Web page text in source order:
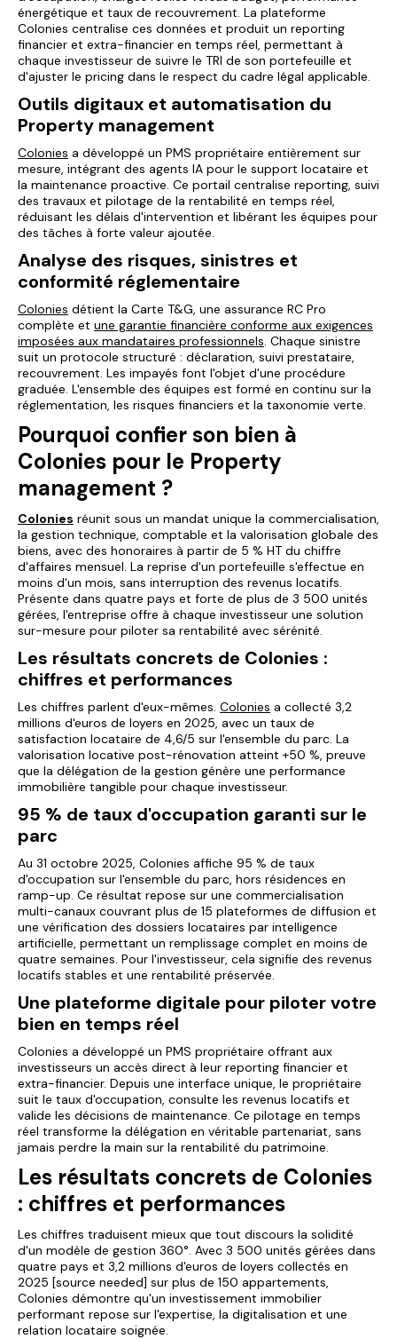
énergétique et taux de recouvrement. La plateforme
Colonies centralise ces données et produit un reporting
financier et extra-financier en temps réel, permettant à
chaque investisseur de suivre le TRI de son portefeuille et
d'ajuster le pricing dans le respect du cadre légal applicable.
Outils digitaux et automatisation du
Property management
Colonies a développé un PMS propriétaire entièrement sur
mesure, intégrant des agents IA pour le support locataire et
la maintenance proactive. Ce portail centralise reporting, suivi
des travaux et pilotage de la rentabilité en temps réel,
réduisant les délais d'intervention et libérant les équipes pour
des tâches à forte valeur ajoutée.
Analyse des risques, sinistres et
conformité réglementaire
Colonies détient la Carte T&G, une assurance RC Pro
complète et une garantie financière conforme aux exigences
imposées aux mandataires professionnels. Chaque sinistre
suit un protocole structuré : déclaration, suivi prestataire,
recouvrement. Les impayés font l'objet d'une procédure
graduée. L'ensemble des équipes est formé en continu sur la
réglementation, les risques financiers et la taxonomie verte.
Pourquoi confier son bien à
Colonies pour le Property
management ?
Colonies réunit sous un mandat unique la commercialisation,
la gestion technique, comptable et la valorisation globale des
biens, avec des honoraires à partir de 5 % HT du chiffre
d'affaires mensuel. La reprise d'un portefeuille s'effectue en
moins d'un mois, sans interruption des revenus locatifs.
Présente dans quatre pays et forte de plus de 3 500 unités
gérées, l'entreprise offre à chaque investisseur une solution
sur-mesure pour piloter sa rentabilité avec sérénité.
Les résultats concrets de Colonies :
chiffres et performances
Les chiffres parlent d'eux-mêmes. Colonies a collecté 3,2
millions d'euros de loyers en 2025, avec un taux de
satisfaction locataire de 4,6/5 sur l'ensemble du parc. La
valorisation locative post-rénovation atteint +50 %, preuve
que la délégation de la gestion génère une performance
immobilière tangible pour chaque investisseur.
95 % de taux d'occupation garanti sur le
parc
Au 31 octobre 2025, Colonies affiche 95 % de taux
d'occupation sur l'ensemble du parc, hors résidences en
ramp-up. Ce résultat repose sur une commercialisation
multi-canaux couvrant plus de 15 plateformes de diffusion et
une vérification des dossiers locataires par intelligence
artificielle, permettant un remplissage complet en moins de
quatre semaines. Pour l'investisseur, cela signifie des revenus
locatifs stables et une rentabilité préservée.
Une plateforme digitale pour piloter votre
bien en temps réel
Colonies a développé un PMS propriétaire offrant aux
investisseurs un accès direct à leur reporting financier et
extra-financier. Depuis une interface unique, le propriétaire
suit le taux d'occupation, consulte les revenus locatifs et
valide les décisions de maintenance. Ce pilotage en temps
réel transforme la délégation en véritable partenariat, sans
jamais perdre la main sur la rentabilité du patrimoine.
Les résultats concrets de Colonies
: chiffres et performances
Les chiffres traduisent mieux que tout discours la solidité
d'un modèle de gestion 360°. Avec 3 500 unités gérées dans
quatre pays et 3,2 millions d'euros de loyers collectés en
2025 [source needed] sur plus de 150 appartements,
Colonies démontre qu'un investissement immobilier
performant repose sur l'expertise, la digitalisation et une
relation locataire soignée.